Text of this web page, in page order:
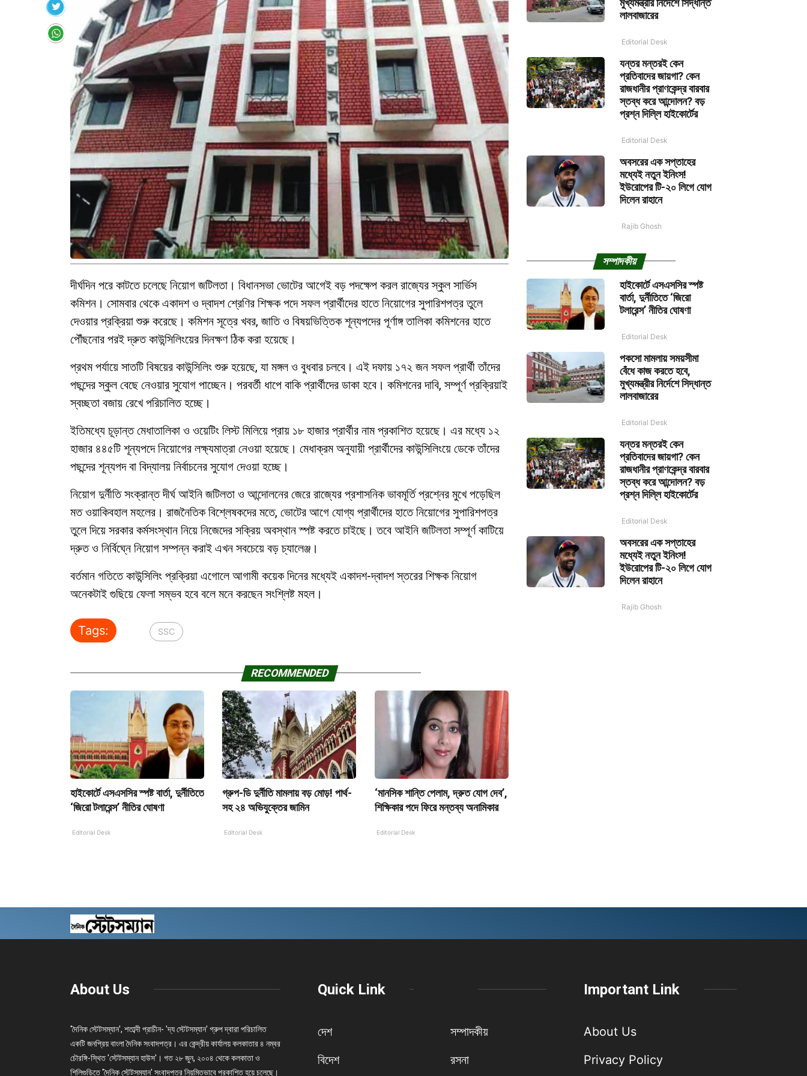
দীর্ঘদিন পরে কাটতে চলেছে নিয়োগ জটিলতা। বিধানসভা ভোটের আগেই বড় পদক্ষেপ করল রাজ্যের স্কুল সার্ভিস
কমিশন। সোমবার থেকে একাদশ ও দ্বাদশ শ্রেণির শিক্ষক পদে সফল প্রার্থীদের হাতে নিয়োগের সুপারিশপত্র তুলে
দেওয়ার প্রক্রিয়া শুরু করেছে। কমিশন সূত্রে খবর, জাতি ও বিষয়ভিত্তিক শূন্যপদের পূর্ণাঙ্গ তালিকা কমিশনের হাতে
পৌঁছনোর পরই দ্রুত কাউন্সিলিংয়ের দিনক্ষণ ঠিক করা হয়েছে।
প্রথম পর্যায়ে সাতটি বিষয়ের কাউন্সিলিং শুরু হয়েছে, যা মঙ্গল ও বুধবার চলবে। এই দফায় ১৭২ জন সফল প্রার্থী তাঁদের
পছন্দের স্কুল বেছে নেওয়ার সুযোগ পাচ্ছেন। পরবর্তী ধাপে বাকি প্রার্থীদের ডাকা হবে। কমিশনের দাবি, সম্পূর্ণ প্রক্রিয়াই
স্বচ্ছতা বজায় রেখে পরিচালিত হচ্ছে।
ইতিমধ্যে চূড়ান্ত মেধাতালিকা ও ওয়েটিং লিস্ট মিলিয়ে প্রায় ১৮ হাজার প্রার্থীর নাম প্রকাশিত হয়েছে। এর মধ্যে ১২
হাজার ৪৪৫টি শূন্যপদে নিয়োগের লক্ষ্যমাত্রা নেওয়া হয়েছে। মেধাক্রম অনুযায়ী প্রার্থীদের কাউন্সিলিংয়ে ডেকে তাঁদের
পছন্দের শূন্যপদ বা বিদ্যালয় নির্বাচনের সুযোগ দেওয়া হচ্ছে।
নিয়োগ দুর্নীতি সংক্রান্ত দীর্ঘ আইনি জটিলতা ও আন্দোলনের জেরে রাজ্যের প্রশাসনিক ভাবমূর্তি প্রশ্নের মুখে পড়েছিল
মত ওয়াকিবহাল মহলের। রাজনৈতিক বিশ্লেষকদের মতে, ভোটের আগে যোগ্য প্রার্থীদের হাতে নিয়োগের সুপারিশপত্র
তুলে দিয়ে সরকার কর্মসংস্থান নিয়ে নিজেদের সক্রিয় অবস্থান স্পষ্ট করতে চাইছে। তবে আইনি জটিলতা সম্পূর্ণ কাটিয়ে
দ্রুত ও নির্বিঘ্নে নিয়োগ সম্পন্ন করাই এখন সবচেয়ে বড় চ্যালেঞ্জ।
বর্তমান গতিতে কাউন্সিলিং প্রক্রিয়া এগোলে আগামী কয়েক দিনের মধ্যেই একাদশ-দ্বাদশ স্তরের শিক্ষক নিয়োগ
অনেকটাই গুছিয়ে ফেলা সম্ভব হবে বলে মনে করছেন সংশ্লিষ্ট মহল।
Tags: SSC
RECOMMENDED
হাইকোর্টে এসএসসির স্পষ্ট বার্তা, দুর্নীতিতে
‘জিরো টলারেন্স’ নীতির ঘোষণা
Editorial Desk
গ্রুপ-ডি দুর্নীতি মামলায় বড় মোড়! পার্থ-
সহ ২৪ অভিযুক্তের জামিন
Editorial Desk
‘মানসিক শান্তি পেলাম, দ্রুত যোগ দেব’,
শিক্ষিকার পদে ফিরে মন্তব্য অনামিকার
Editorial Desk
মুখ্যমন্ত্রীর নির্দেশে সিদ্ধান্ত
লালবাজারের
Editorial Desk
যন্তর মন্তরই কেন
প্রতিবাদের জায়গা? কেন
রাজধানীর প্রাণকেন্দ্র বারবার
স্তব্ধ করে আন্দোলন? বড়
প্রশ্ন দিল্লি হাইকোর্টের
Editorial Desk
অবসরের এক সপ্তাহের
মধ্যেই নতুন ইনিংস!
ইউরোপের টি-২০ লিগে যোগ
দিলেন রাহানে
Rajib Ghosh
সম্পাদকীয়
হাইকোর্টে এসএসসির স্পষ্ট
বার্তা, দুর্নীতিতে ‘জিরো
টলারেন্স’ নীতির ঘোষণা
Editorial Desk
পকসো মামলায় সময়সীমা
বেঁধে কাজ করতে হবে,
মুখ্যমন্ত্রীর নির্দেশে সিদ্ধান্ত
লালবাজারের
Editorial Desk
যন্তর মন্তরই কেন
প্রতিবাদের জায়গা? কেন
রাজধানীর প্রাণকেন্দ্র বারবার
স্তব্ধ করে আন্দোলন? বড়
প্রশ্ন দিল্লি হাইকোর্টের
Editorial Desk
অবসরের এক সপ্তাহের
মধ্যেই নতুন ইনিংস!
ইউরোপের টি-২০ লিগে যোগ
দিলেন রাহানে
Rajib Ghosh
About Us
'দৈনিক স্টেটসম্যান', শতাব্দী প্রাচীন- 'দ্য স্টেটসম্যান' গ্রুপ দ্বারা পরিচালিত
একটি জনপ্রিয় বাংলা দৈনিক সংবাদপত্র। এর কেন্দ্রীয় কার্যালয় কলকাতার ৪ নম্বর
চৌরঙ্গি-স্থিত 'স্টেটসম্যান হাউস'। গত ২৮ জুন, ২০০৪ থেকে কলকাতা ও
শিলিগুড়িতে 'দৈনিক স্টেটসম্যান' সংবাদপত্র নিয়মিতভাবে প্রকাশিত হয়ে চলেছে।
Quick Link
দেশ
বিদেশ
সম্পাদকীয়
রসনা
Important Link
About Us
Privacy Policy